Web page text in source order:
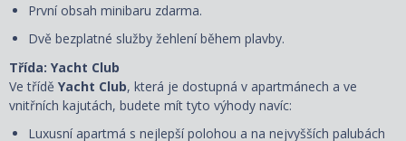
První obsah minibaru zdarma.
Dvě bezplatné služby žehlení během plavby.
Třída: Yacht Club
Ve třídě Yacht Club, která je dostupná v apartmánech a ve
vnitřních kajutách, budete mít tyto výhody navíc:
Luxusní apartmá s nejlepší polohou a na nejvyšších palubách